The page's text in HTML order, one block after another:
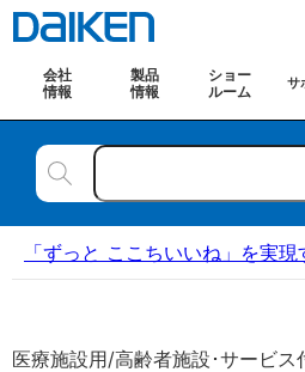
会社
情報
製品
情報
ショー
ルーム
サ
「ずっと ここちいいね」を実
医療施設用/高齢者施設･サービ